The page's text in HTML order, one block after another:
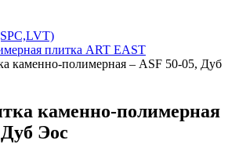
плитка ART EAST
каменно-полимерная – ASF 50-05, Дуб
каменно-полимерная
Эос